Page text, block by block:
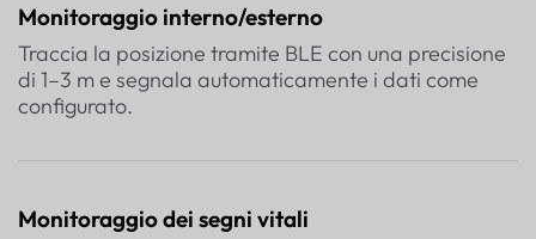
Monitoraggio interno/esterno
Traccia la posizione tramite BLE con una precisione
di 1–3 m e segnala automaticamente i dati come
configurato.
Monitoraggio dei segni vitali